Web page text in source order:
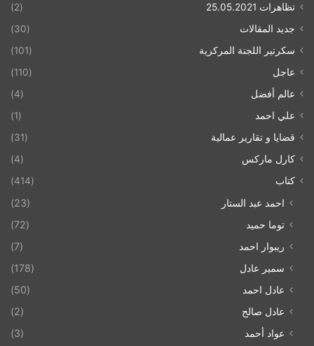
تظاهرات 25.05.2021
(2)
جديد المقالات
(30)
سكرتير اللجنة المركزية
(101)
عاجل
(110)
عالم أفضل
(4)
علي احمد
(1)
قضايا و تقارير عمالية
(31)
كارل ماركس
(4)
كتاب
(414)
احمد عبد الستار
(23)
توما حميد
(72)
ريبوار احمد
(7)
سمير عادل
(178)
عادل احمد
(50)
عادل صالح
(2)
عواد أحمد
(3)